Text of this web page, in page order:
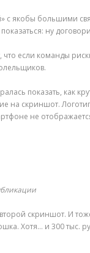
с якобы большими
ну
что если команды
показать, как
на скриншот.
не
скриншот. И
Хотя… и 300 тыс.